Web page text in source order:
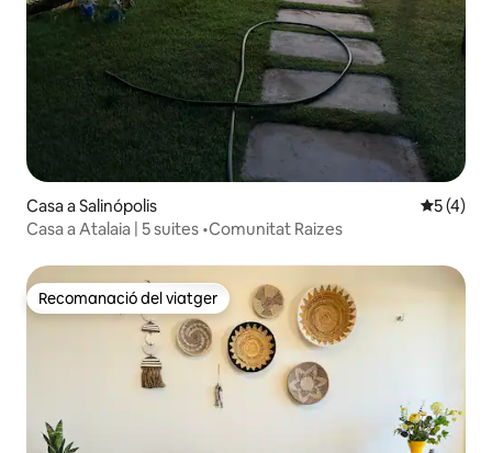
Casa a Salinópolis 5 de
5 (4)
Casa a Atalaia | 5 suites •Comunitat Raizes
Recomanació del viatger
Recomanació del viatger